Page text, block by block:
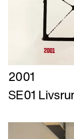
Læs
mere
om
Livsrum
Introduktion
2001
SE01